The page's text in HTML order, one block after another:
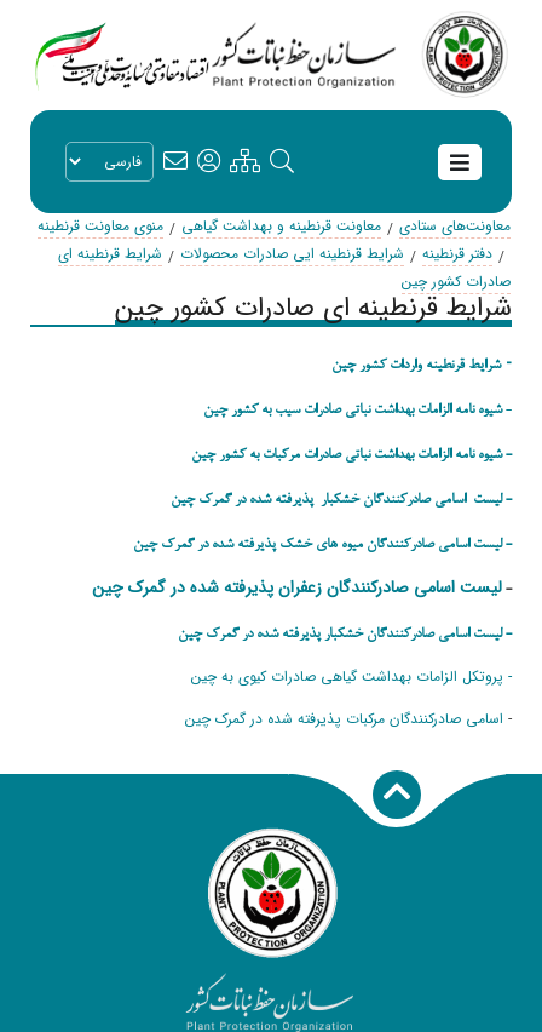
معاونت‌های ستادی معاونت قرنطینه و بهداشت گیاهی
منوی معاونت قرنطینه
دفتر قرنطینه
شرایط قرنطینه ایی صادرات محصولات
شرایط قرنطینه ای
صادرات کشور چین
شرایط قرنطینه ای صادرات کشور چین
-شرایط قرنطینه واردات کشور چین
-شیوه نامه الزامات بهداشت نباتی صادرات سیب به کشور چین
- شیوه نامه الزامات بهداشت نباتی صادرات مرکبات به کشور چین
- لیست اسامی صادرکنندگان خشکبار پذیرفته شده در گمرک چین
- لیست اسامی صادرکنندگان میوه های خشک پذیرفته شده در گمرک چین
- لیست اسامی صادرکنندگان زعفران پذیرفته شده در گمرک چین
- لیست اسامی صادرکنندگان خشکبار پذیرفته شده در گمرک چین
- پروتکل الزامات بهداشت گیاهی صادرات کیوی به چین
- اسامی صادرکنندگان مرکبات پذیرفته شده در گمرک چین